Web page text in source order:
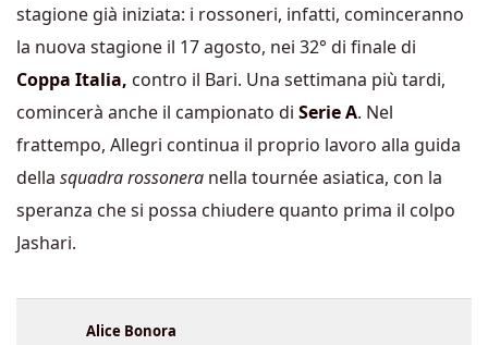
stagione già iniziata: i rossoneri, infatti, cominceranno
la nuova stagione il 17 agosto, nei 32° di finale di
Coppa Italia, contro il Bari. Una settimana più tardi,
comincerà anche il campionato di Serie A. Nel
frattempo, Allegri continua il proprio lavoro alla guida
della squadra rossonera nella tournée asiatica, con la
speranza che si possa chiudere quanto prima il colpo
Jashari.
Alice Bonora